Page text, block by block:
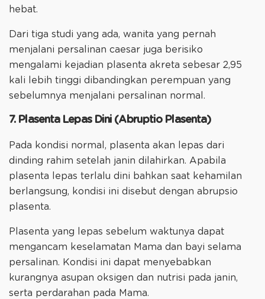
hebat.
Dari tiga studi yang ada, wanita yang pernah
menjalani persalinan caesar juga berisiko
mengalami kejadian plasenta akreta sebesar 2,95
kali lebih tinggi dibandingkan perempuan yang
sebelumnya menjalani persalinan normal.
7. Plasenta Lepas Dini (Abruptio Plasenta)
Pada kondisi normal, plasenta akan lepas dari
dinding rahim setelah janin dilahirkan. Apabila
plasenta lepas terlalu dini bahkan saat kehamilan
berlangsung, kondisi ini disebut dengan abrupsio
plasenta.
Plasenta yang lepas sebelum waktunya dapat
mengancam keselamatan Mama dan bayi selama
persalinan. Kondisi ini dapat menyebabkan
kurangnya asupan oksigen dan nutrisi pada janin,
serta perdarahan pada Mama.